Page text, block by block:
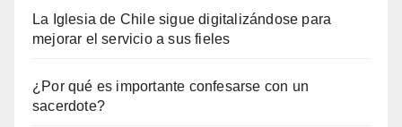
La Iglesia de Chile sigue digitalizándose para
mejorar el servicio a sus fieles
¿Por qué es importante confesarse con un
sacerdote?